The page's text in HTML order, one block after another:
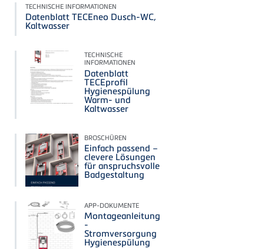
TECHNISCHE INFORMATIONEN
Datenblatt TECEneo Dusch-WC,
Kaltwasser
TECHNISCHE
INFORMATIONEN
Datenblatt
TECEprofil
Hygienespülung
Warm- und
Kaltwasser
BROSCHÜREN
Einfach passend –
clevere Lösungen
für anspruchsvolle
Badgestaltung
APP-DOKUMENTE
Montageanleitung
-
Stromversorgung
Hygienespülung